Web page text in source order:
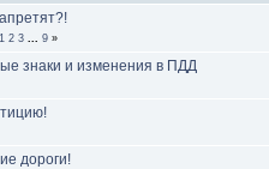
1 2 3 9 »
знаки и изменения в ПДД
дороги!